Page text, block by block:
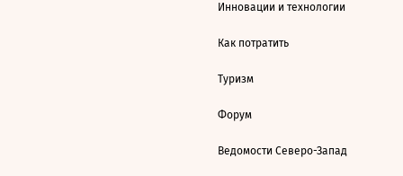
Инновации и технологии
Как потратить
Туризм
Форум
Ведомости Северо-Запад